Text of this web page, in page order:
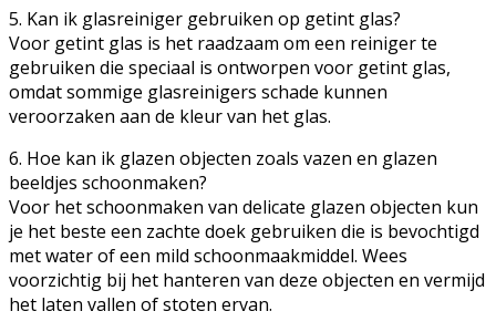
5. Kan ik glasreiniger gebruiken op getint glas?
Voor getint glas is het raadzaam om een reiniger te
gebruiken die speciaal is ontworpen voor getint glas,
omdat sommige glasreinigers schade kunnen
veroorzaken aan de kleur van het glas.
6. Hoe kan ik glazen objecten zoals vazen en glazen
beeldjes schoonmaken?
Voor het schoonmaken van delicate glazen objecten kun
je het beste een zachte doek gebruiken die is bevochtigd
met water of een mild schoonmaakmiddel. Wees
voorzichtig bij het hanteren van deze objecten en vermijd
het laten vallen of stoten ervan.